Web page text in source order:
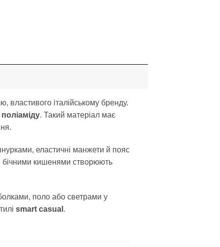
властивого італійському бренду.
. Такий матеріал має
еластичні манжети й пояс
бічними кишенями створюють
поло або светрами у
smart casual .